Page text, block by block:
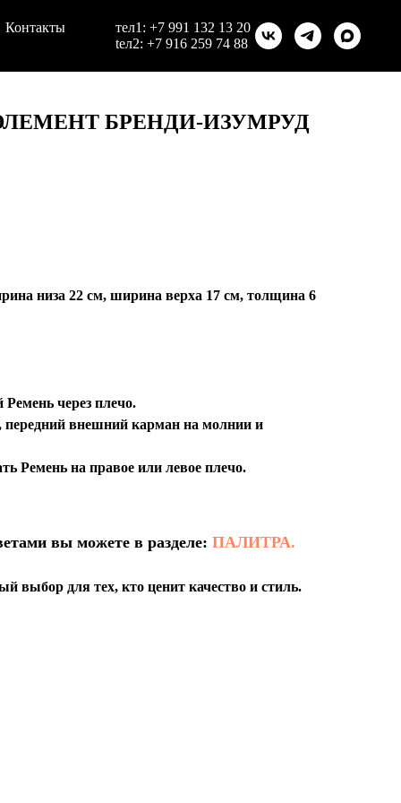
Контакты тел1: +7 991 132 13 20
teл2: +7 916 259 74 88
БРЕНДИ-ИЗУМРУД
низа 22 см, ширина верха 17 см, толщина 6
через плечо.
передний внешний карман на молнии и
Ремень на правое или левое плечо.
вы можете в разделе: ПАЛИТРА.
выбор для тех, кто ценит качество и стиль.